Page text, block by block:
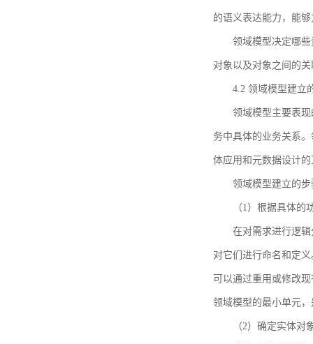
的语义表达能力，能
领域模型决定哪
对象以及对象之间的
4.2 领域模型建立
领域模型主要表
务中具体的业务关系
体应用和元数据设计
领域模型建立的
（1）根据具体
在对需求进行逻
对它们进行命名和定
可以通过重用或修改
领域模型的最小单元
（2）确定实体